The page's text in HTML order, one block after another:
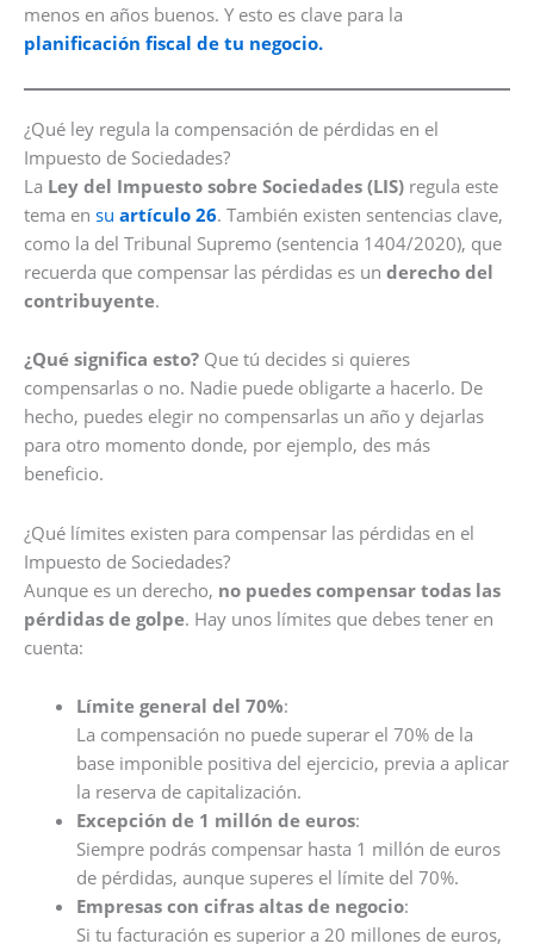
menos en años buenos. Y esto es clave para la
planificación fiscal de tu negocio.
¿Qué ley regula la compensación de pérdidas en el
Impuesto de Sociedades?
La Ley del Impuesto sobre Sociedades (LIS) regula este
tema en su artículo 26. También existen sentencias clave,
como la del Tribunal Supremo (sentencia 1404/2020), que
recuerda que compensar las pérdidas es un derecho del
contribuyente.
¿Qué significa esto? Que tú decides si quieres
compensarlas o no. Nadie puede obligarte a hacerlo. De
hecho, puedes elegir no compensarlas un año y dejarlas
para otro momento donde, por ejemplo, des más
beneficio.
¿Qué límites existen para compensar las pérdidas en el
Impuesto de Sociedades?
Aunque es un derecho, no puedes compensar todas las
pérdidas de golpe. Hay unos límites que debes tener en
cuenta:
Límite general del 70%:
La compensación no puede superar el 70% de la
base imponible positiva del ejercicio, previa a aplicar
la reserva de capitalización.
Excepción de 1 millón de euros:
Siempre podrás compensar hasta 1 millón de euros
de pérdidas, aunque superes el límite del 70%.
Empresas con cifras altas de negocio:
Si tu facturación es superior a 20 millones de euros,